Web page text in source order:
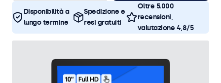
Disponibilità a
lungo termine
Spedizione e
resi gratuiti
Oltre 5.000
recensioni,
valutazione 4,8/5